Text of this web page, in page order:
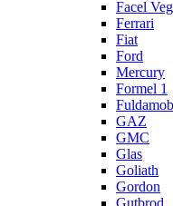
Facel
Ferrari
Fiat
Ford
Mercury
Formel 1
GAZ
GMC
Glas
Goliath
Gordon
Gutbrod